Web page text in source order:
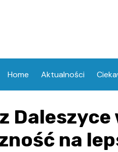
Home Aktualności
Daleszyce
na